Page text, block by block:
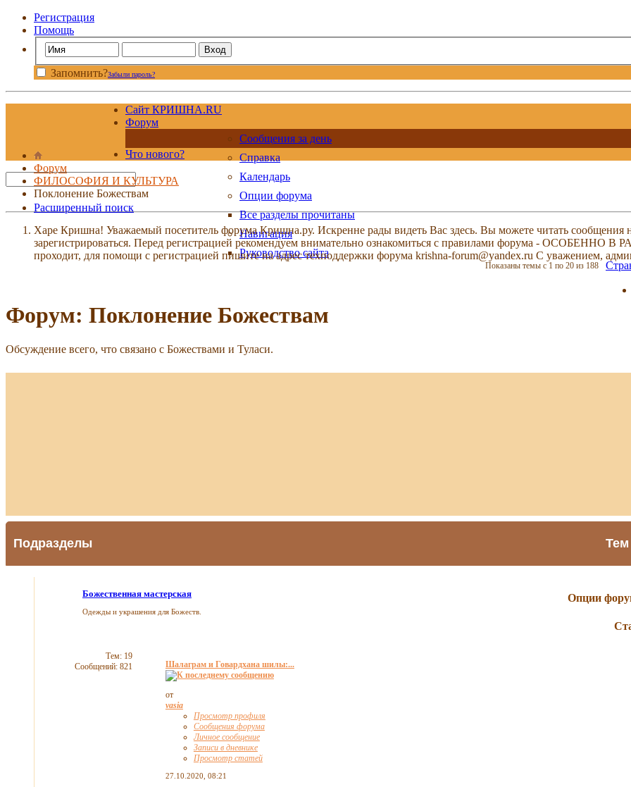
Регистрация
Помощь
Запомнить?Забыли пароль?
Сайт КРИШНА.RU
Форум
Сообщения за день
Справка
Календарь
Опции форума
Все разделы прочитаны
Навигация
Руководство сайта
Что нового?
Расширенный поиск
Форум
ФИЛОСОФИЯ И КУЛЬТУРА
Поклонение Божествам
Харе Кришна! Уважаемый посетитель форума Кришна.ру. Искренне рады видеть Вас здесь. Вы можете читать сообщения
зарегистрироваться. Перед регистрацией рекомендуем внимательно ознакомиться с правилами форума -
проходит, для помощи с регистрацией пишите на адрес техподдержки форума krishna-forum@yandex.ru С уважением,
Показаны темы с 1 по 20 из 188
Форум: Поклонение Божествам
Обсуждение всего, что связано с Божествами и Туласи.
Подразделы
Божественная мастерская
Одежды и украшения для Божеств.
Опции
Тем: 19
Сообщений: 821
Шалаграм и Говардхана шилы:...
от
vasia
Просмотр профиля
Сообщения форума
Личное сообщение
Записи в дневнике
Просмотр статей
27.10.2020, 08:21